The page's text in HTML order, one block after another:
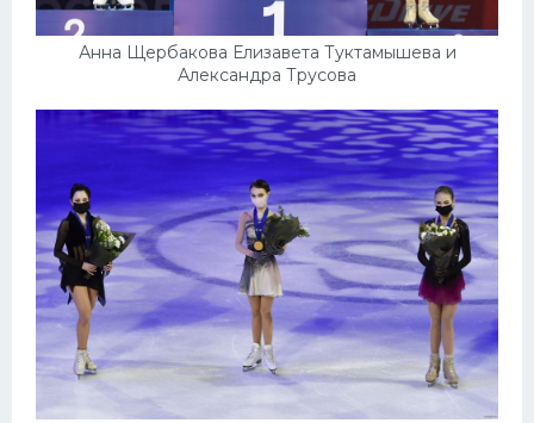
Анна Щербакова Елизавета Туктамышева и
Александра Трусова